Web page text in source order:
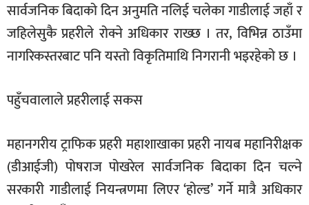
सार्वजनिक बिदाको दिन अनुमति नलिई चलेका गाडीलाई जहाँ र
जहिलेसुकै प्रहरीले रोक्ने अधिकार राख्छ । तर, विभिन्न ठाउँमा
नागरिकस्तरबाट पनि यस्तो विकृतिमाथि निगरानी भइरहेको छ ।
पहुँचवालाले प्रहरीलाई सकस
महानगरीय ट्राफिक प्रहरी महाशाखाका प्रहरी नायब महानिरीक्षक
(डीआईजी) पोषराज पोखरेल सार्वजनिक बिदाका दिन चल्ने
सरकारी गाडीलाई नियन्त्रणमा लिएर ‘होल्ड’ गर्ने मात्रै अधिकार